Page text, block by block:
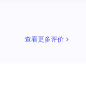
查看更多评价